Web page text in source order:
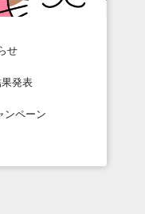
せ
発表
ンペーン